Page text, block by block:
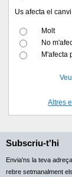
Us afecta el
Molt
No
M'afecta
Altres
Subscriu-t'hi
Envia'ns la teva
rebre setmanalment